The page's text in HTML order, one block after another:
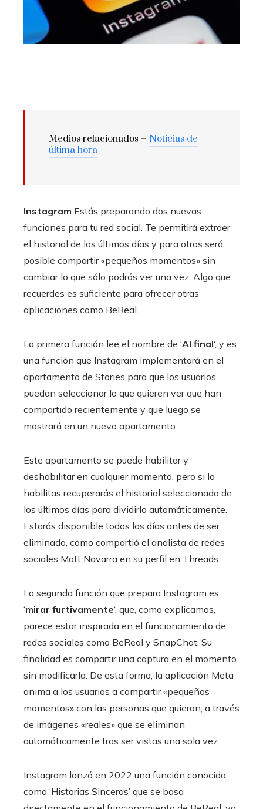
Medios relacionados – Noticias de
última hora
Instagram Estás preparando dos nuevas
funciones para tu red social. Te permitirá extraer
el historial de los últimos días y para otros será
posible compartir «pequeños momentos» sin
cambiar lo que sólo podrás ver una vez. Algo que
recuerdes es suficiente para ofrecer otras
aplicaciones como BeReal.
La primera función lee el nombre de ‘Al final‘, y es
una función que Instagram implementará en el
apartamento de Stories para que los usuarios
puedan seleccionar lo que quieren ver que han
compartido recientemente y que luego se
mostrará en un nuevo apartamento.
Este apartamento se puede habilitar y
deshabilitar en cualquier momento, pero si lo
habilitas recuperarás el historial seleccionado de
los últimos días para dividirlo automáticamente.
Estarás disponible todos los días antes de ser
eliminado, como compartió el analista de redes
sociales Matt Navarra en su perfil en Threads.
La segunda función que prepara Instagram es
‘mirar furtivamente‘, que, como explicamos,
parece estar inspirada en el funcionamiento de
redes sociales como BeReal y SnapChat. Su
finalidad es compartir una captura en el momento
sin modificarla. De esta forma, la aplicación Meta
anima a los usuarios a compartir «pequeños
momentos» con las personas que quieran, a través
de imágenes «reales» que se eliminan
automáticamente tras ser vistas una sola vez.
Instagram lanzó en 2022 una función conocida
como ‘Historias Sinceras’ que se basa